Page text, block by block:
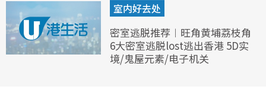
室内好去处
密室逃脱推荐︱旺角黄埔荔枝角
6大密室逃脱lost逃出香港 5D实
境/鬼屋元素/电子机关